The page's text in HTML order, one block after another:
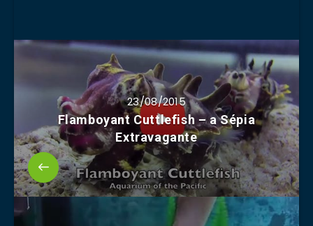
23/08/2015
Flamboyant Cuttlefish – a Sépia
Extravagante